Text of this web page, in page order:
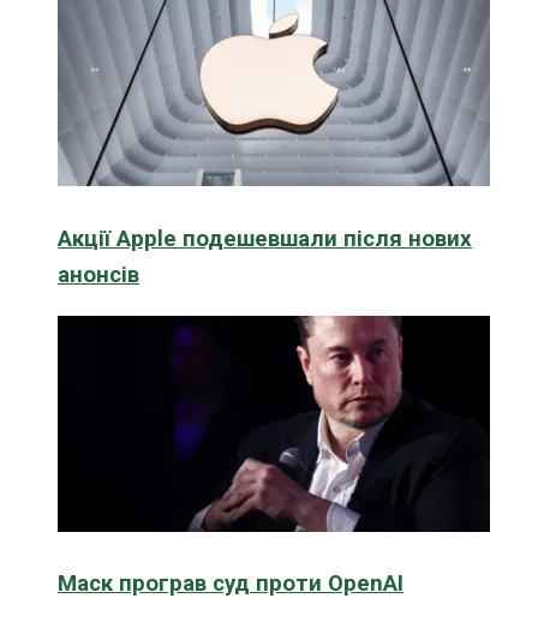
Акції Apple подешевшали після нових
анонсів
Маск програв суд проти OpenAI